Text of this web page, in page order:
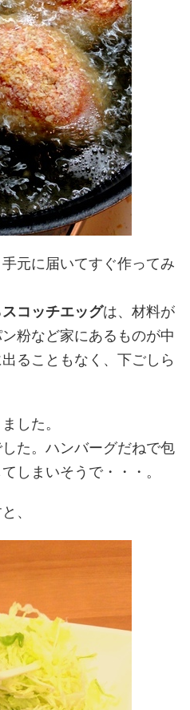
元に届いてすぐ作ってみ
スコッチエッグは、材料が
粉など家にあるものが中
ることもなく、下ごしら
した。
た。ハンバーグだねで包
しまいそうで・・・。
、